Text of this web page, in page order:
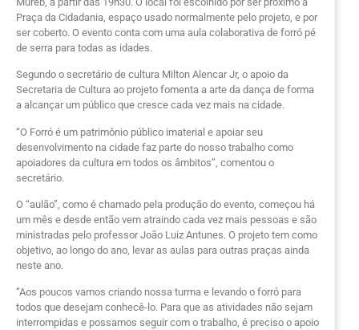
Praça da Cidadania, espaço usado normalmente pelo projeto, e por
ser coberto. O evento conta com uma aula colaborativa de forró pé
de serra para todas as idades.
Segundo o secretário de cultura Milton Alencar Jr, o apoio da
Secretaria de Cultura ao projeto fomenta a arte da dança de forma
a alcançar um público que cresce cada vez mais na cidade.
“O Forró é um patrimônio público imaterial e apoiar seu
desenvolvimento na cidade faz parte do nosso trabalho como
apoiadores da cultura em todos os âmbitos”, comentou o
secretário.
O “aulão”, como é chamado pela produção do evento, começou há
um mês e desde então vem atraindo cada vez mais pessoas e são
ministradas pelo professor João Luiz Antunes. O projeto tem como
objetivo, ao longo do ano, levar as aulas para outras praças ainda
neste ano.
“Aos poucos vamos criando nossa turma e levando o forró para
todos que desejam conhecê-lo. Para que as atividades não sejam
interrompidas e possamos seguir com o trabalho, é preciso o apoio